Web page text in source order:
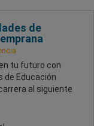
de
tu futuro con
de Educación
al siguiente